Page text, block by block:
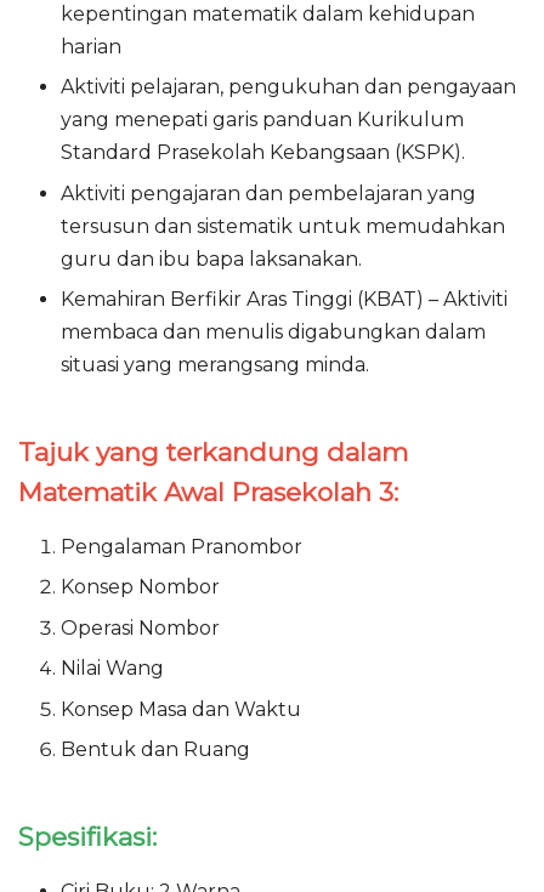
kepentingan matematik dalam kehidupan
harian
Aktiviti pelajaran, pengukuhan dan pengayaan
yang menepati garis panduan Kurikulum
Standard Prasekolah Kebangsaan (KSPK).
Aktiviti pengajaran dan pembelajaran yang
tersusun dan sistematik untuk memudahkan
guru dan ibu bapa laksanakan.
Kemahiran Berfikir Aras Tinggi (KBAT) – Aktiviti
membaca dan menulis digabungkan dalam
situasi yang merangsang minda.
Tajuk yang terkandung dalam
Matematik Awal Prasekolah 3:
Pengalaman Pranombor
Konsep Nombor
Operasi Nombor
Nilai Wang
Konsep Masa dan Waktu
Bentuk dan Ruang
Spesifikasi: